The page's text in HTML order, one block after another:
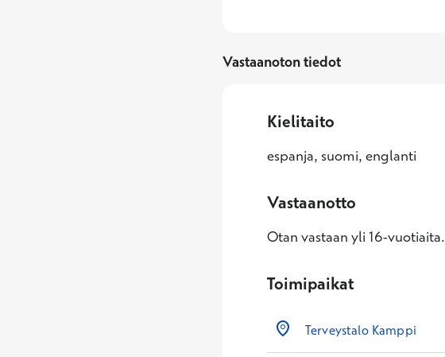
Vastaanoton tiedot
Kielitaito
espanja, suomi, englanti
Vastaanotto
Otan vastaan yli 16-vuotiaita.
Toimipaikat
Terveystalo Kamppi